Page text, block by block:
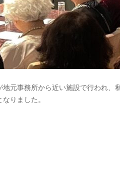
元事務所から近い施設で行われ、
りました。